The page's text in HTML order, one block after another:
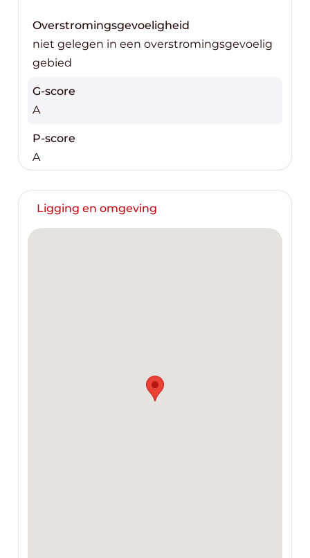
Overstromingsgevoeligheid
niet gelegen in een overstromingsgevoelig
gebied
G-score
A
P-score
A
Ligging en omgeving